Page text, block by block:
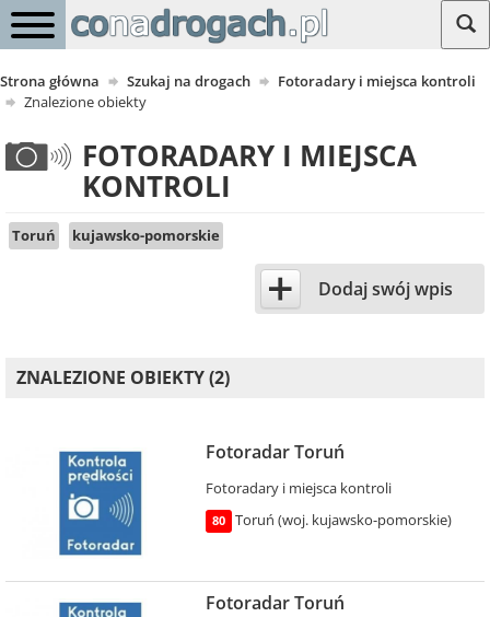
Strona główna Szukaj na drogach
Fotoradary i miejsca kontroli
Znalezione obiekty
FOTORADARY I MIEJSCA
KONTROLI
Toruń kujawsko-pomorskie
+ Dodaj swój wpis
ZNALEZIONE OBIEKTY (2)
Fotoradar Toruń
Fotoradary i miejsca kontroli
80 Toruń (woj. kujawsko-pomorskie)
Fotoradar Toruń